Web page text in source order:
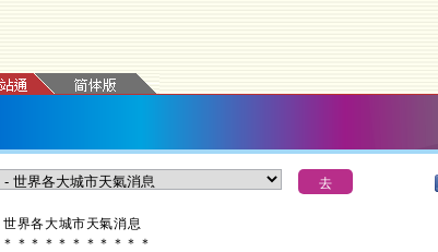
界各大城市天氣消息
＊ ＊ ＊ ＊ ＊ ＊ ＊ ＊ ＊ ＊ ＊